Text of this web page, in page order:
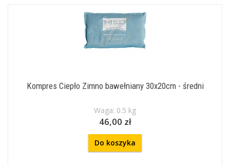
Kompres Ciepło Zimno bawełniany 30x20cm - średni
Waga: 0.5 kg
46,00 zł
Do koszyka